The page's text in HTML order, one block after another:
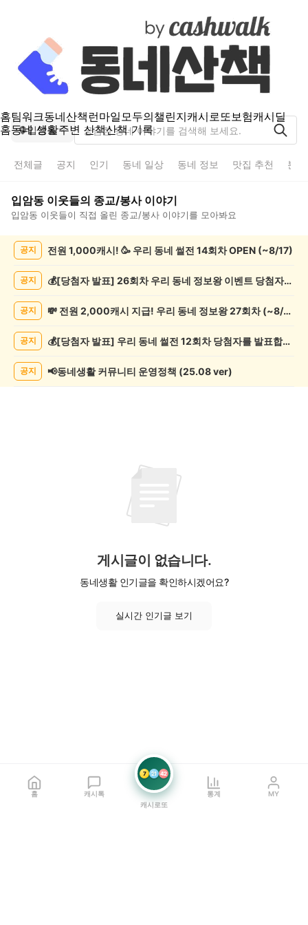
홈팀워크동네산책런마일모두의챌린지캐시로또보험캐시딜
홈동네 생활주변 산책산책 기록
입암동
전체글 공지 인기 동네 일상 동네 정보 맛집 추천 분
입암동 이웃들의 종교/봉사이야기
입암동 이웃들이 직접 올린 종교/봉사 이야기를 모아봐요
록
공지 전원 1,000캐시! 🥳 우리 동네 썰전 14회차 OPEN (~8/17)
공지 💰[당첨자 발표] 26회차 우리 동네 정보왕 이벤트 당첨자를 발표합니다!
공지 💸 전원 2,000캐시 지급! 우리 동네 정보왕 27회차 (~8/10)
공지 💰[당첨자 발표] 우리 동네 썰전 12회차 당첨자를 발표합니다!
공지 📢동네생활 커뮤니티 운영정책 (25.08 ver)
게시글이 없습니다.
동네생활 인기글을 확인하시겠어요?
실시간 인기글 보기
홈 캐시톡
7 21 42
캐시로또
통계 MY